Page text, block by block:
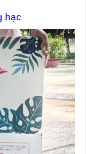
hạc